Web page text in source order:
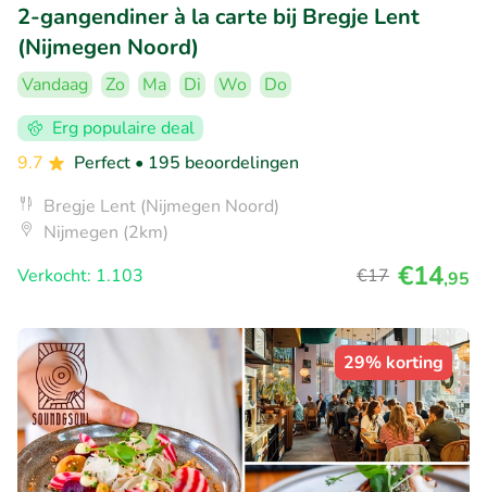
2-gangendiner à la carte bij Bregje Lent
(Nijmegen Noord)
Vandaag Zo Ma Di Wo
Do
Erg populaire deal
9.7
Perfect • 195 beoordelingen
Bregje Lent (Nijmegen Noord)
Nijmegen (2km)
Verkocht: 1.103
€17 €14,95
29% korting